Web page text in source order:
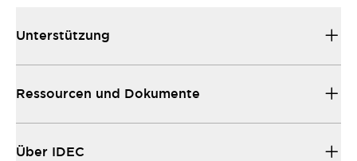
Unterstützung
Ressourcen und Dokumente
Über IDEC